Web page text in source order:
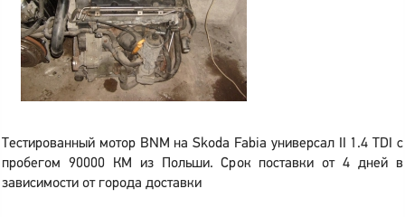
Тестированный мотор BNM на Skoda Fabia универсал II 1.4 TDI с
пробегом 90000 КМ из Польши. Срок поставки от 4 дней в
зависимости от города доставки